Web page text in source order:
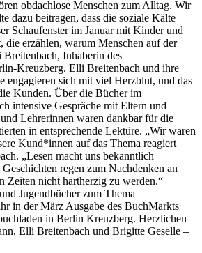
obdachlose Menschen zum Alltag. Wir
dazu beitragen, dass die soziale Kälte
Schaufenster im Januar mit Kinder und
die erzählen, warum Menschen auf der
Breitenbach, Inhaberin des
Kreuzberg. Elli Breitenbach und ihre
engagieren sich mit viel Herzblut, und das
Kunden. Über die Bücher im
intensive Gespräche mit Eltern und
Lehrerinnen waren dankbar für die
in entsprechende Lektüre. „Wir waren
Kund*innen auf das Thema reagiert
„Lesen macht uns bekanntlich
regen zum Nachdenken an
Zeiten nicht hartherzig zu werden.“
Jugendbücher zum Thema
in der März Ausgabe des BuchMarkts
in Berlin Kreuzberg. Herzlichen
Elli Breitenbach und Brigitte Geselle –